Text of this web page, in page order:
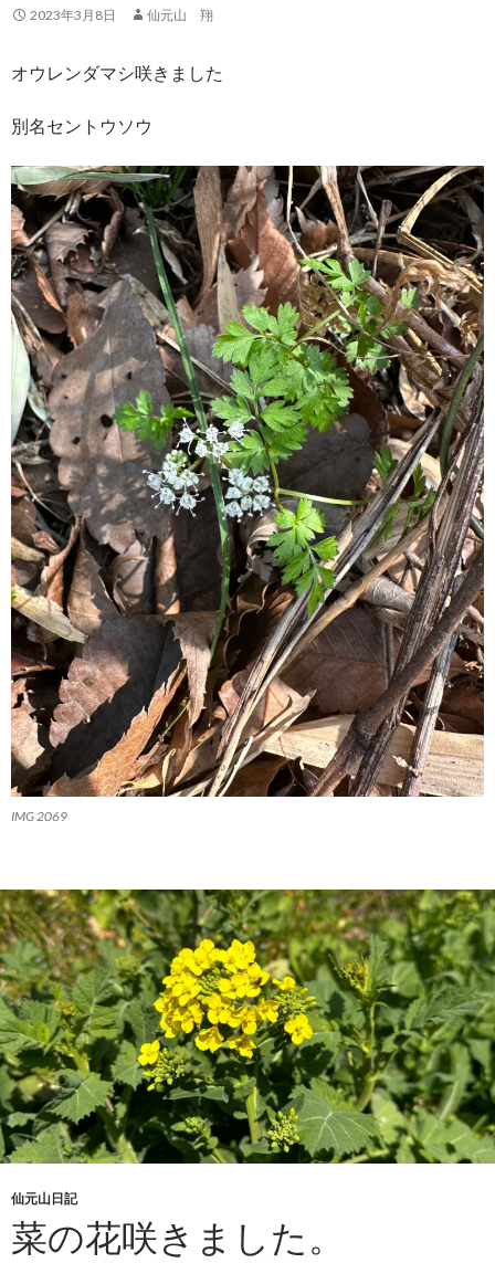
2023年3月8日 仙元山 翔
オウレンダマシ咲きました
別名セントウソウ
IMG 2069
仙元山日記
菜の花咲きました。